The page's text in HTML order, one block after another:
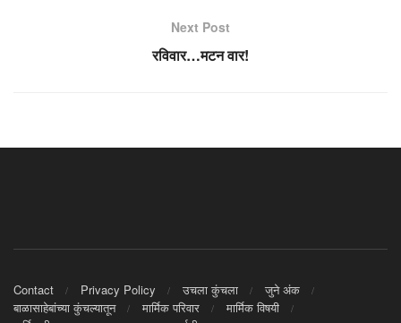
Next Post
रविवार…मटन वार!
Contact Privacy Policy उचला कुंचला
जुने अंक
बाळासाहेबांच्या कुंचल्यातून
मार्मिक परिवार
मार्मिक विषयी